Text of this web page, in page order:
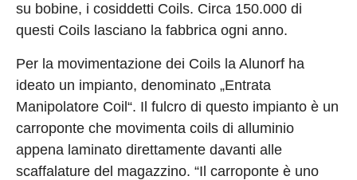
su bobine, i cosiddetti Coils. Circa 150.000 di
questi Coils lasciano la fabbrica ogni anno.
Per la movimentazione dei Coils la Alunorf ha
ideato un impianto, denominato „Entrata
Manipolatore Coil“. Il fulcro di questo impianto è un
carroponte che movimenta coils di alluminio
appena laminato direttamente davanti alle
scaffalature del magazzino. “Il carroponte è uno